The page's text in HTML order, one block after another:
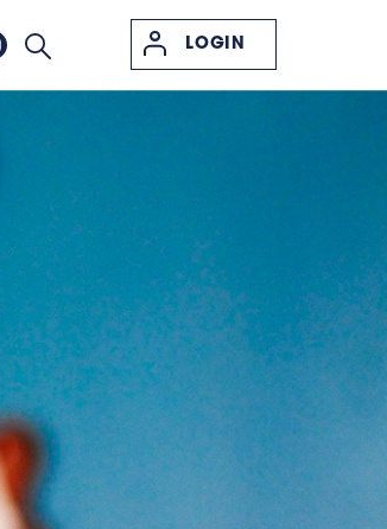
LOGIN